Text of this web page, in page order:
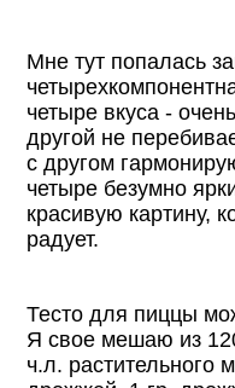
Мне тут попалась
четыре вкуса -
другой не
с другом
четыре безумно
красивую картину,
радует.
Тесто для пиццы
Я свое мешаю из
ч.л. растительного